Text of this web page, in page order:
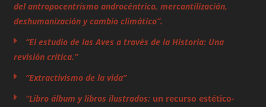
del antropocentrismo androcéntrico, mercantilización,
deshumanización y cambio climático”.
“El estudio de las Aves a través de la Historia: Una
revisión crítica.”
“Extractivismo de la vida”
“Libro álbum y libros ilustrados: un recurso estético-